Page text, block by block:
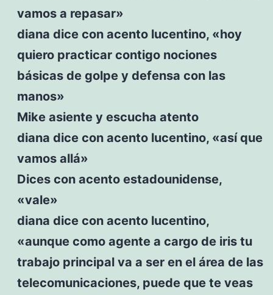
vamos a repasar»
diana dice con acento lucentino, «hoy
quiero practicar contigo nociones
básicas de golpe y defensa con las
manos»
Mike asiente y escucha atento
diana dice con acento lucentino, «así que
vamos allá»
Dices con acento estadounidense,
«vale»
diana dice con acento lucentino,
«aunque como agente a cargo de iris tu
trabajo principal va a ser en el área de las
telecomunicaciones, puede que te veas